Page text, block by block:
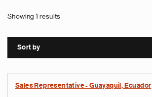
Showing 1 results
Sort by
Sales Representative - Guayaquil, Ecuador